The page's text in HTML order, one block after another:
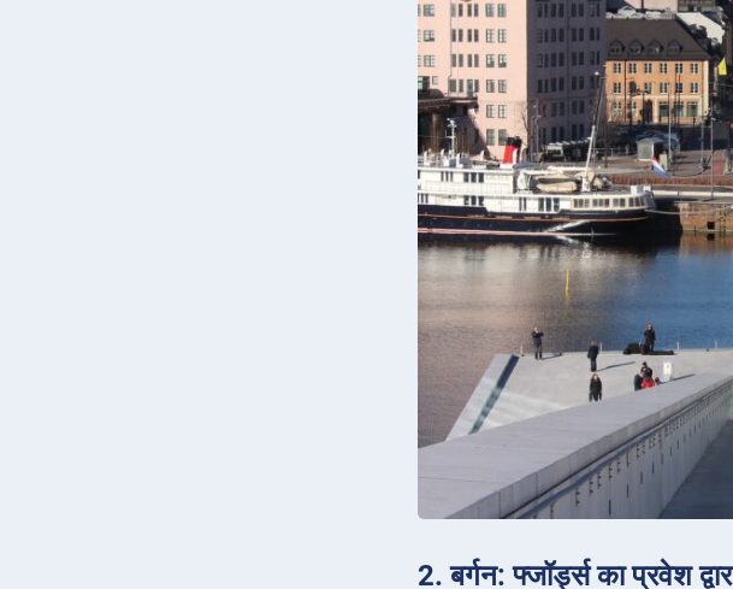
2. बर्गन: फ्जॉर्ड्स का प्रवेश द्वार